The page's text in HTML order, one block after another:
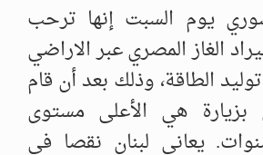
يوم السبت إنها ترحب
الغاز المصري عبر الاراضي
الطاقة، وذلك بعد أن قام
بزيارة هي الأعلى مستوى
يعاني لبنان نقصا في